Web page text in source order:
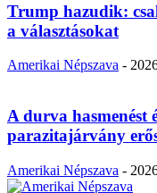
Trump hazudik:
a választásokat
Amerikai Népszava -
A durva hasmenést
parazitajárvány
Amerikai Népszava -